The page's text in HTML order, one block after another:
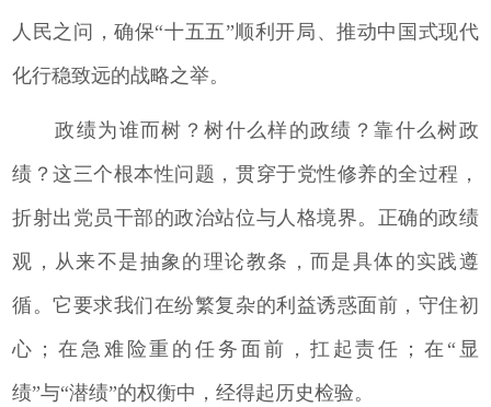
人民之问，确保“十五五”顺利开局、推动中国式现代
化行稳致远的战略之举。
政绩为谁而树？树什么样的政绩？靠什么树政
绩？这三个根本性问题，贯穿于党性修养的全过程，
折射出党员干部的政治站位与人格境界。正确的政绩
观，从来不是抽象的理论教条，而是具体的实践遵
循。它要求我们在纷繁复杂的利益诱惑面前，守住初
心；在急难险重的任务面前，扛起责任；在“显
绩”与“潜绩”的权衡中，经得起历史检验。